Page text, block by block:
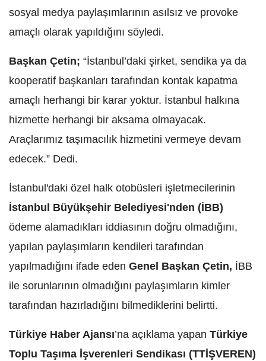
sosyal medya paylaşımlarının asılsız ve provoke
amaçlı olarak yapıldığını söyledi.
Başkan Çetin; “İstanbul’daki şirket, sendika ya da
kooperatif başkanları tarafından kontak kapatma
amaçlı herhangi bir karar yoktur. İstanbul halkına
hizmette herhangi bir aksama olmayacak.
Araçlarımız taşımacılık hizmetini vermeye devam
edecek.” Dedi.
İstanbul'daki özel halk otobüsleri işletmecilerinin
İstanbul Büyükşehir Belediyesi'nden (İBB)
ödeme alamadıkları iddiasının doğru olmadığını,
yapılan paylaşımların kendileri tarafından
yapılmadığını ifade eden Genel Başkan Çetin, İBB
ile sorunlarının olmadığını paylaşımların kimler
tarafından hazırladığını bilmediklerini belirtti.
Türkiye Haber Ajansı’na açıklama yapan Türkiye
Toplu Taşıma İşverenleri Sendikası (TTİŞVEREN)